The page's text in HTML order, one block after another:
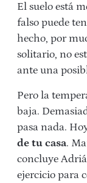
El suelo está
falso puede
hecho, por
solitario, no
ante una
Pero la
baja.
pasa nada.
de tu casa.
concluye
ejercicio para